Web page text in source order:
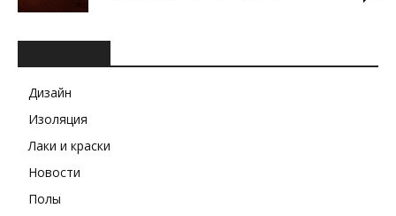
Дизайн
Изоляция
Лаки и краски
Новости
Полы